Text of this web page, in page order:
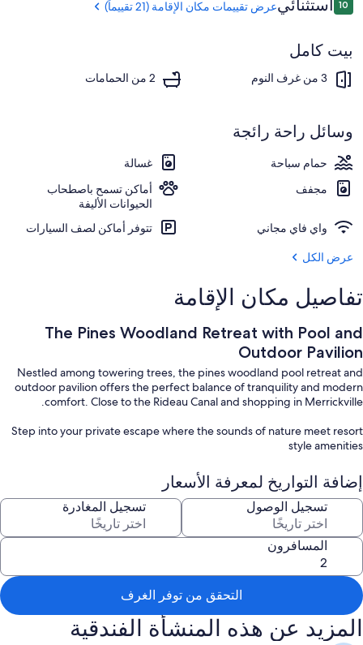
Pavilion
10
10 من 10 استثنائيعرض تقييمات مكان الإقامة (21 تقييماً)
بيت كامل
3 من غرف النوم 2 من الحمامات
وسائل راحة رائجة
حمام سباحة
غسالة
مجفف
أماكن تسمح باصطحاب
الحيوانات الأليفة
واي فاي مجاني
تتوفر أماكن لصف السيارات
عرض الكل
تفاصيل مكان الإقامة
The Pines Woodland Retreat with Pool and
Outdoor Pavilion
Nestled among towering trees, the pines woodland pool retreat and
outdoor pavilion offers the perfect balance of tranquility and modern
comfort. Close to the Rideau Canal and shopping in Merrickville.
Step into your private escape where the sounds of nature meet resort
style amenities
إضافة التواريخ لمعرفة الأسعار
تسجيل الوصول تسجيل المغادرة
المسافرون
التحقق من توفر الغرف
المزيد عن هذه المنشأة الفندقية